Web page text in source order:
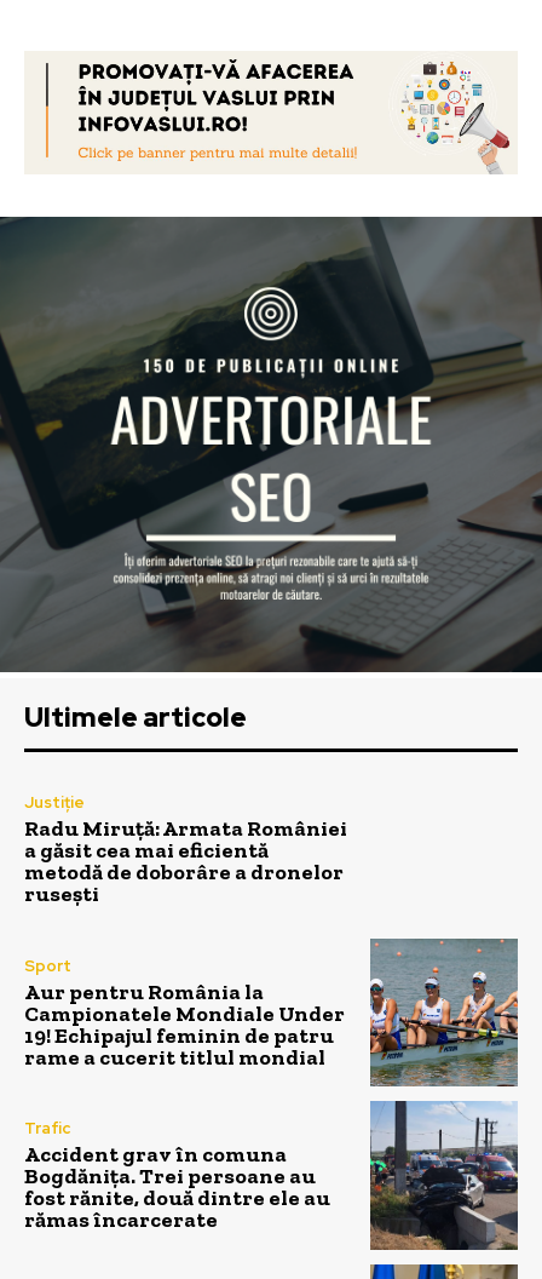
Ultimele articole
Justiție
Radu Miruță: Armata României
a găsit cea mai eficientă
metodă de doborâre a dronelor
rusești
Sport
Aur pentru România la
Campionatele Mondiale Under
19! Echipajul feminin de patru
rame a cucerit titlul mondial
Trafic
Accident grav în comuna
Bogdănița. Trei persoane au
fost rănite, două dintre ele au
rămas încarcerate